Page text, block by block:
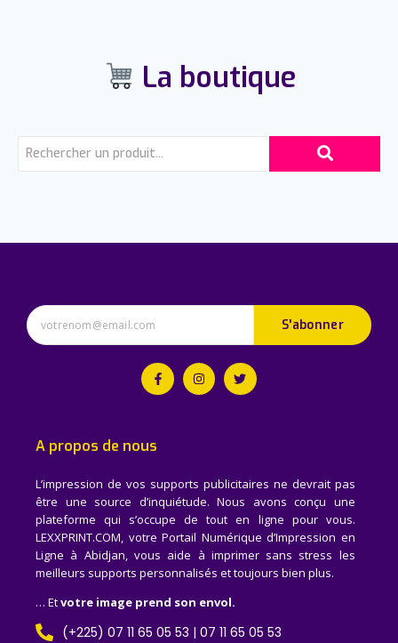
La boutique
S'abonner
A propos de nous
L’impression de vos supports publicitaires ne devrait pas
être une source d’inquiétude. Nous avons conçu une
plateforme qui s’occupe de tout en ligne pour vous.
LEXXPRINT.COM, votre Portail Numérique d’Impression en
Ligne à Abidjan, vous aide à imprimer sans stress les
meilleurs supports personnalisés et toujours bien plus.
… Etvotre image prend son envol.
(+225) 07 11 65 05 53 | 07 11 65 05 53